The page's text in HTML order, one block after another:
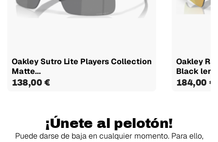
Oakley Sutro Lite Players Collection
Matte...
138,00 €
Oakley
Black
184,00 €
¡Únete al pelotón!
Puede darse de baja en cualquier momento. Para ello,